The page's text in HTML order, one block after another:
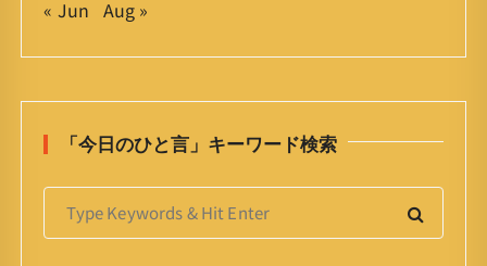
« Jun Aug »
「今日のひと言」キーワード検索
S